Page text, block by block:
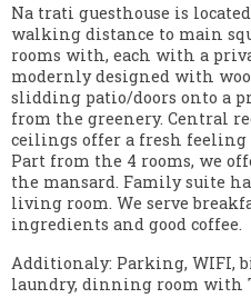
Na trati guesthouse is
walking distance to main
rooms with, each with a
modernly designed with
slidding patio/doors onto a
from the greenery. Central
ceilings offer a fresh feeling
Part from the 4 rooms, we
the mansard. Family suite
living room. We serve
ingredients and good coffee.
Additionaly: Parking, WIFI,
laundry, dinning room with